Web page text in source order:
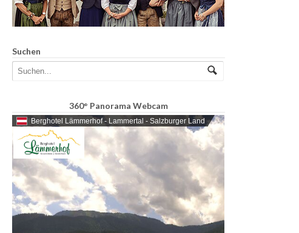
Suchen
360° Panorama Webcam
Berghotel Lämmerhof - Lammertal - Salzburger Land